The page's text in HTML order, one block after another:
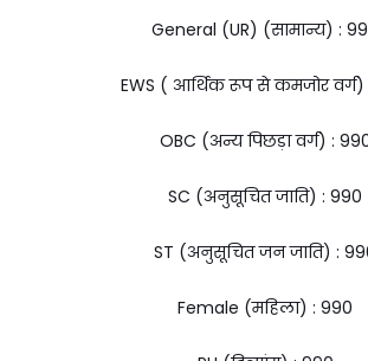
General (UR) (सामान्य) :
EWS ( आर्थिक रूप से कमजोर वर्ग)
OBC (अन्य पिछड़ा वर्ग) :
SC (अनुसूचित जाति) : ₹990
ST (अनुसूचित जन जाति) :
Female (महिला) : ₹990